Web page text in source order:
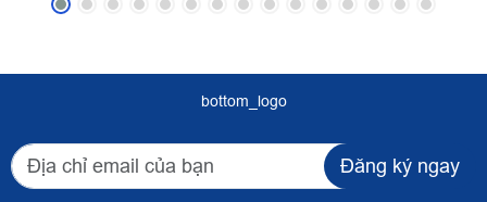
bottom_logo
Đăng ký ngay